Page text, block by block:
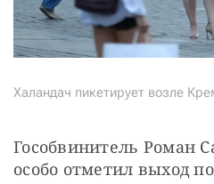
Халандач пикетирует возле
Гособвинитель Роман
особо отметил выход